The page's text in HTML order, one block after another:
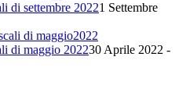
di settembre 20221 Settembre
di maggio 202230 Aprile 2022 -